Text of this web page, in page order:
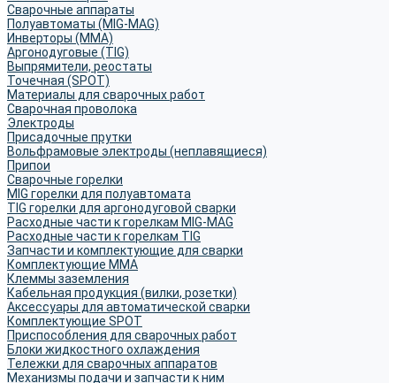
Сварочные аппараты
Полуавтоматы (MIG-MAG)
Инверторы (MMA)
Аргонодуговые (TIG)
Выпрямители, реостаты
Точечная (SPOT)
Материалы для сварочных работ
Сварочная проволока
Электроды
Присадочные прутки
Вольфрамовые электроды (неплавящиеся)
Припои
Сварочные горелки
MIG горелки для полуавтомата
TIG горелки для аргонодуговой сварки
Расходные части к горелкам MIG-MAG
Расходные части к горелкам TIG
Запчасти и комплектующие для сварки
Комплектующие ММА
Клеммы заземления
Кабельная продукция (вилки, розетки)
Аксессуары для автоматической сварки
Комплектующие SPOT
Приспособления для сварочных работ
Блоки жидкостного охлаждения
Тележки для сварочных аппаратов
Механизмы подачи и запчасти к ним